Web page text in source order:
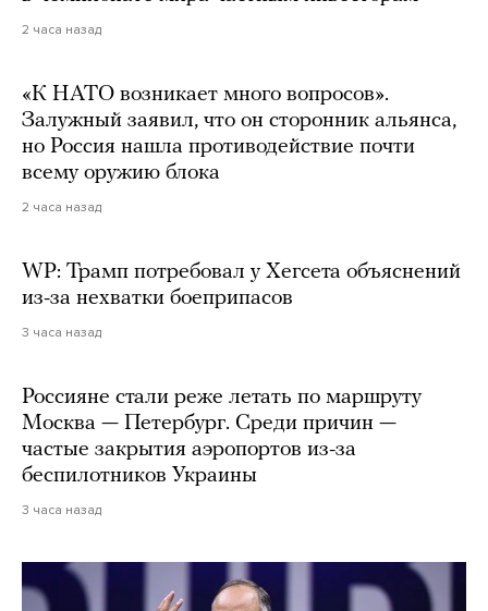
2 часа назад
«К НАТО возникает много вопросов».
Залужный заявил, что он сторонник альянса,
но Россия нашла противодействие почти
всему оружию блока
2 часа назад
WP: Трамп потребовал у Хегсета объяснений
из-за нехватки боеприпасов
3 часа назад
Россияне стали реже летать по маршруту
Москва — Петербург. Среди причин —
частые закрытия аэропортов из-за
беспилотников Украины
3 часа назад